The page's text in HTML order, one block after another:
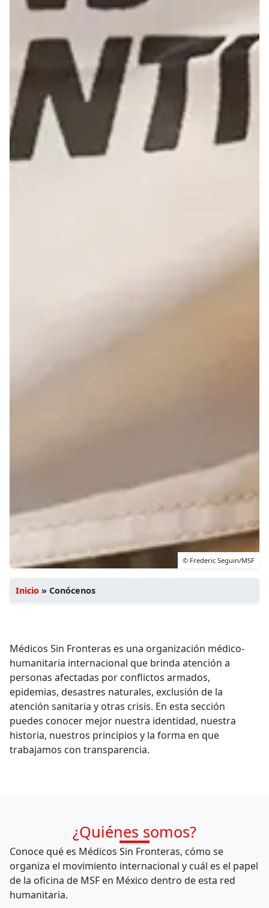
© Frederic Seguin/MSF
Inicio » Conócenos
Médicos Sin Fronteras es una organización médico-
humanitaria internacional que brinda atención a
personas afectadas por conflictos armados,
epidemias, desastres naturales, exclusión de la
atención sanitaria y otras crisis. En esta sección
puedes conocer mejor nuestra identidad, nuestra
historia, nuestros principios y la forma en que
trabajamos con transparencia.
¿Quiénes somos?
Conoce qué es Médicos Sin Fronteras, cómo se
organiza el movimiento internacional y cuál es el papel
de la oficina de MSF en México dentro de esta red
humanitaria.